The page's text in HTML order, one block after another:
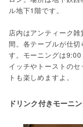
ル地下1階です。
店内はアンティーク
間。各テーブルが仕
す。モーニングは
イッチやトーストの
トも楽しめますよ。
ドリンク付きモーニ